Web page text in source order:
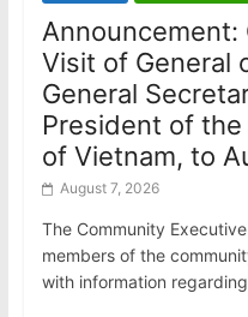
Visit of General
General
President of
of Vietnam, to
August 7, 2026
The Community
members of the
with information